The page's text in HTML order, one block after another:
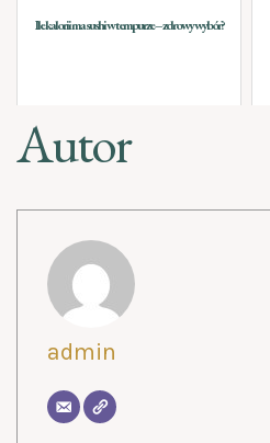
Ile kalorii ma sushi w tempurze – zdrowy wybór?
Autor
admin